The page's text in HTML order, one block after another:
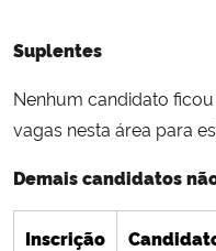
Suplentes
Nenhum candidato
vagas nesta área para
Demais candidatos
Inscrição